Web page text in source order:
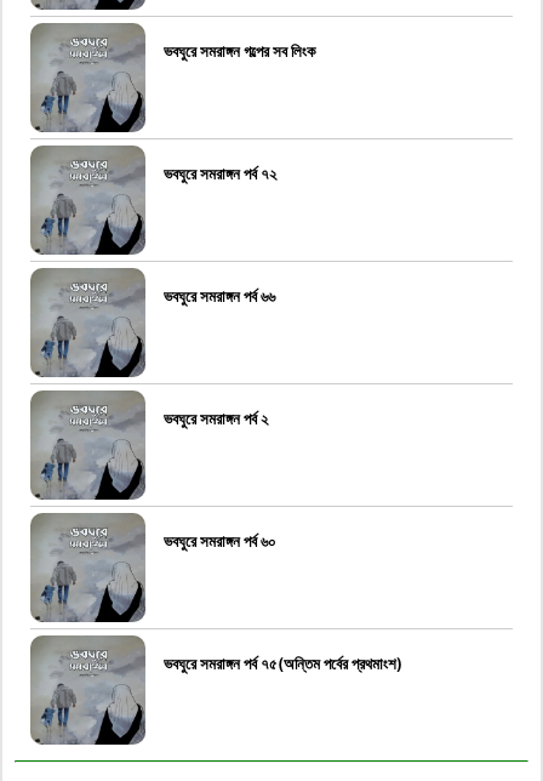
ভবঘুরে সমরাঙ্গন গল্পের সব লিংক
ভবঘুরে সমরাঙ্গন পর্ব ৭২
ভবঘুরে সমরাঙ্গন পর্ব ৬৬
ভবঘুরে সমরাঙ্গন পর্ব ২
ভবঘুরে সমরাঙ্গন পর্ব ৬০
ভবঘুরে সমরাঙ্গন পর্ব ৭৫(অন্তিম পর্বের প্রথমাংশ)